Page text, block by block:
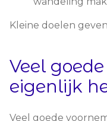
Kleine doelen
Veel
eigenlijk
Veel goede